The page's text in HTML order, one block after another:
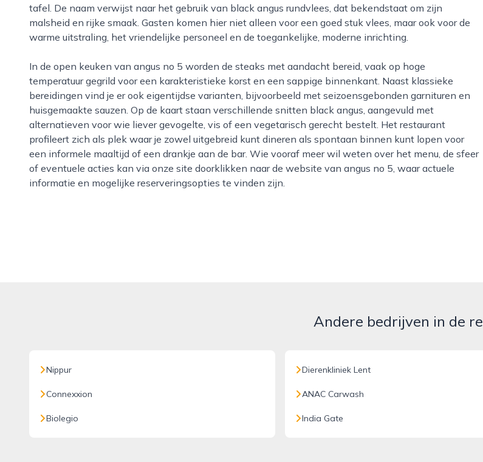
tafel. De naam verwijst naar het gebruik van black angus rundvlees, dat bekendstaat om zijn
malsheid en rijke smaak. Gasten komen hier niet alleen voor een goed stuk vlees, maar ook voor de
warme uitstraling, het vriendelijke personeel en de toegankelijke, moderne inrichting.
In de open keuken van angus no 5 worden de steaks met aandacht bereid, vaak op hoge
temperatuur gegrild voor een karakteristieke korst en een sappige binnenkant. Naast klassieke
bereidingen vind je er ook eigentijdse varianten, bijvoorbeeld met seizoensgebonden garnituren en
huisgemaakte sauzen. Op de kaart staan verschillende snitten black angus, aangevuld met
alternatieven voor wie liever gevogelte, vis of een vegetarisch gerecht bestelt. Het restaurant
profileert zich als plek waar je zowel uitgebreid kunt dineren als spontaan binnen kunt lopen voor
een informele maaltijd of een drankje aan de bar. Wie vooraf meer wil weten over het menu, de sfeer
of eventuele acties kan via onze site doorklikken naar de website van angus no 5, waar actuele
informatie en mogelijke reserveringsopties te vinden zijn.
Andere bedrijven in de
Nippur
Connexxion
Biolegio
Dierenkliniek Lent
ANAC Carwash
India Gate